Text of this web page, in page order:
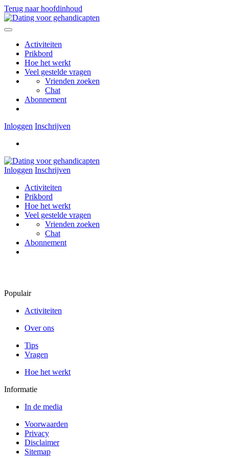
Terug naar hoofdinhoud
Activiteiten
Prikbord
Hoe het werkt
Veel gestelde vragen
Vrienden zoeken
Chat
Abonnement
Inloggen Inschrijven
Inloggen Inschrijven
Activiteiten
Prikbord
Hoe het werkt
Veel gestelde vragen
Vrienden zoeken
Chat
Abonnement
Populair
Activiteiten
Over ons
Tips
Vragen
Hoe het werkt
Informatie
In de media
Voorwaarden
Privacy
Disclaimer
Sitemap